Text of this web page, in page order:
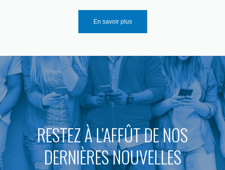
En savoir plus
RESTEZ À L’AFFÛT DE NOS
DERNIÈRES NOUVELLES